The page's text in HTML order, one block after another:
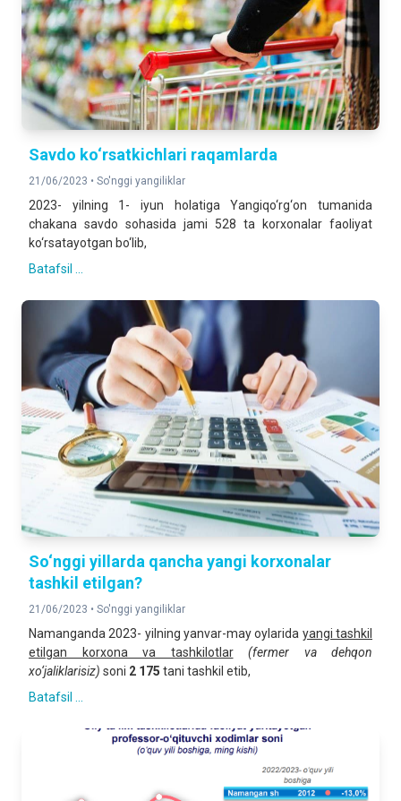
Savdo ko‘rsatkichlari raqamlarda
21/06/2023 • So'nggi yangiliklar
2023- yilning 1- iyun holatiga Yangiqo‘rg‘on tumanida
chakana savdo sohasida jami 528 ta korxonalar faoliyat
ko‘rsatayotgan bo‘lib,
Batafsil ...
So‘nggi yillarda qancha yangi korxonalar
tashkil etilgan?
21/06/2023 • So'nggi yangiliklar
Namanganda 2023- yilning yanvar-may oylarida yangi tashkil
etilgan korxona va tashkilotlar
(fermer va dehqon
xo‘jaliklarisiz) soni 2 175 tani tashkil etib,
Batafsil ...